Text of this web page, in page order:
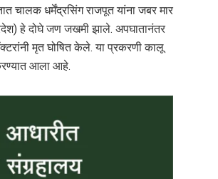
चालक धर्मेंद्रसिंग राजपूत यांना जबर मार
हे दोघे जण जखमी झाले. अपघातानंतर
मृत घोषित केले. या प्रकरणी कालू
आला आहे.